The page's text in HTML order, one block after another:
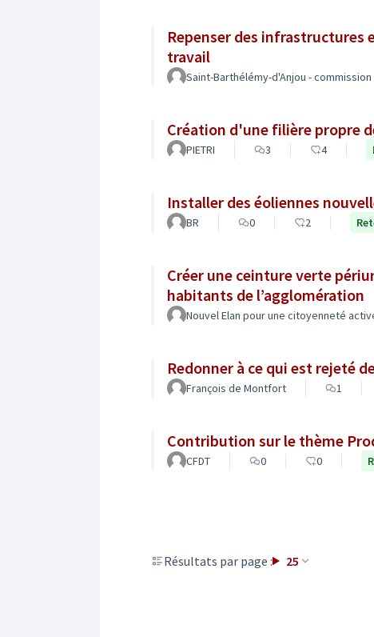
Repenser des infrastructures
travail
Saint-Barthélémy-d'Anjou -
Création d'une filière propre
PIETRI 3 4
Installer des éoliennes
BR 0 2
Créer une ceinture verte
habitants de l’agglomération
Nouvel Elan pour une citoyenneté
François de Montfort 1
Contribution sur le thème
CFDT 0 0
Résultats par page : 25